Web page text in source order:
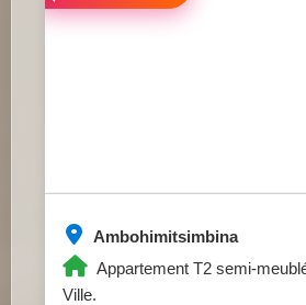
Ambohimitsimbina
Appartement T2 semi-
Ville.